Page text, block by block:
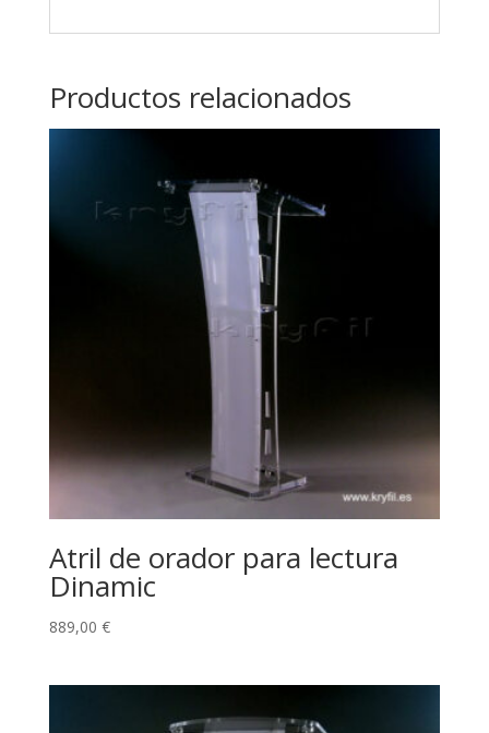
Productos relacionados
Atril de orador para lectura
Dinamic
889,00 €